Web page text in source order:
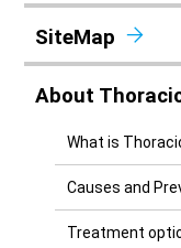
SiteMap
About
What is
Causes and
Treatment